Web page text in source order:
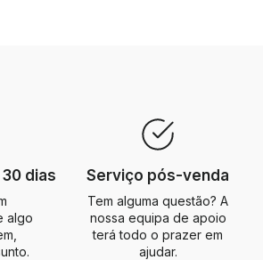
dias
algo
Serviço pós-venda
Tem alguma questão? A
nossa equipa de apoio
terá todo o prazer em
ajudar.